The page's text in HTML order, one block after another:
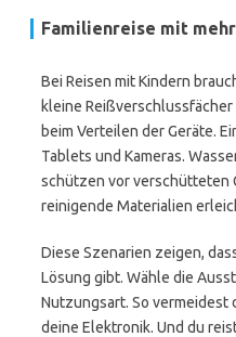
Familienreise mit
Bei Reisen mit Kindern
kleine
beim Verteilen der Geräte.
Tablets und Kameras.
schützen vor verschütteten
reinigende Materialien
Diese Szenarien zeigen,
Lösung gibt. Wähle die
Nutzungsart. So vermeidest
deine Elektronik. Und du